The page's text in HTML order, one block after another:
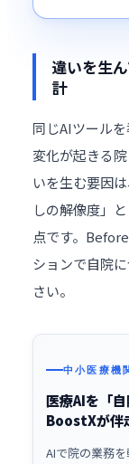
違いを生
計
同じAIツール
変化が起きる
いを生む要因
しの解像度」
点です。
ションで自院
さい。
中小医療機
医療AIを「自
BoostXが伴
AIで院の業務